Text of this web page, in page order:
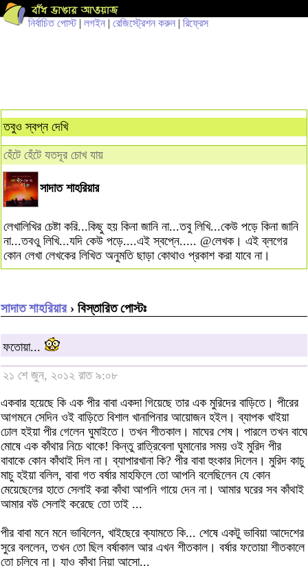
নির্বাচিত পোস্ট| লগইন | রেজিস্ট্রেশন করুন | রিফ্রেস
তবুও স্বপ্ন দেখি
হেঁটে হেঁটে যতদূর চোখ যায়
সাদাত শাহরিয়ার
লেখালিখির চেষ্টা করি...কিছু হয় কিনা জানি না...তবু লিখি...কেউ পড়ে কিনা জানি
না...তবওু লিখি...যদি কেউ পড়ে....এই স্বপ্নে..... @লেখক। এই ব্লগের
কোন লেখা লেখকের লিখিত অনুমতি ছাড়া কোথাও প্রকাশ করা যাবে না।
সাদাত শাহরিয়ার› বিস্তারিত পোস্টঃ
ফতোয়া...
২১ শে জুন, ২০১২ রাত ৯:০৮
একবার হয়েছে কি এক পীর বাবা একদা গিয়েছে তার এক মুরিদের বাড়িতে। পীরের
আগমনে সেদিন ওই বাড়িতে বিশাল খানাপিনার আয়োজন হইল। ব্যাপক খাইয়া
ঢোল হইয়া পীর গেলেন ঘুমাইতে। তখন শীতকাল। মাঘের শেষ। পারলে তখন বাঘে
মোষে এক কাঁথার নিচে থাকে! কিন্তু রাত্রিবেলা ঘুমানোর সময় ওই মুরিদ পীর
বাবাকে কোন কাঁথাই দিল না। ব্যাপারখানা কি? পীর বাবা হুংকার দিলেন। মুরিদ কাচু
মাচু হইয়া বলিল, বাবা গত বর্ষার মাহফিলে তো আপনি বলেছিলেন যে কোন
মেয়েছেলের হাতে সেলাই করা কাঁথা আপনি গায়ে দেন না। আমার ঘরের সব কাঁথাই
আমার বউ সেলাই করেছে তো তাই ...
পীর বাবা মনে মনে ভাবিলেন, খাইছেরে ক্যামতে কি... শেষে একটু ভাবিয়া আদেশের
সুরে বললেন, তখন তো ছিল বর্ষাকাল আর এখন শীতকাল। বর্ষার ফতোয়া শীতকালে
তো চলিবে না। যাও কাঁথা নিয়া আসো...